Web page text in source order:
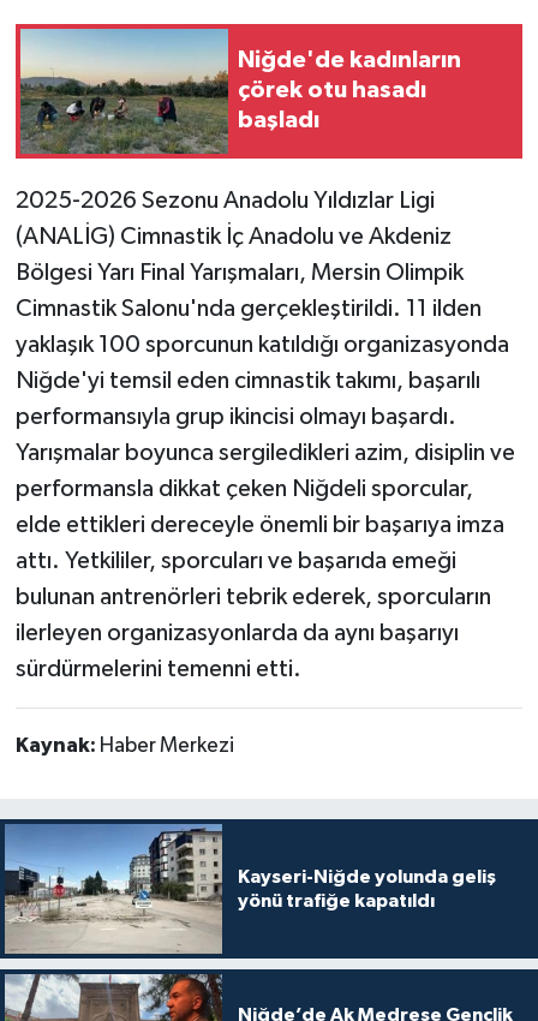
Niğde'de kadınların
çörek otu hasadı
başladı
2025-2026 Sezonu Anadolu Yıldızlar Ligi
(ANALİG) Cimnastik İç Anadolu ve Akdeniz
Bölgesi Yarı Final Yarışmaları, Mersin Olimpik
Cimnastik Salonu'nda gerçekleştirildi. 11 ilden
yaklaşık 100 sporcunun katıldığı organizasyonda
Niğde'yi temsil eden cimnastik takımı, başarılı
performansıyla grup ikincisi olmayı başardı.
Yarışmalar boyunca sergiledikleri azim, disiplin ve
performansla dikkat çeken Niğdeli sporcular,
elde ettikleri dereceyle önemli bir başarıya imza
attı. Yetkililer, sporcuları ve başarıda emeği
bulunan antrenörleri tebrik ederek, sporcuların
ilerleyen organizasyonlarda da aynı başarıyı
sürdürmelerini temenni etti.
Kaynak: Haber Merkezi
Kayseri-Niğde yolunda geliş
yönü trafiğe kapatıldı
Niğde’de Ak Medrese Gençlik